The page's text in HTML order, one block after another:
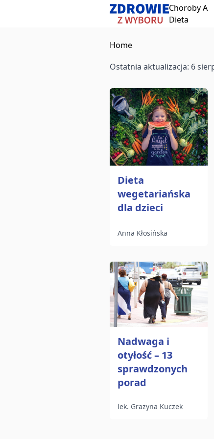
Choroby A
Dieta
Anuluj
Zacznij pisać, aby wyszukać artykuły
aby zamknąć
Home
Ostatnia aktualizacja: 6
Dieta
wegetariańska
dla dzieci
Anna Kłosińska
Nadwaga i
otyłość – 13
sprawdzonych
porad
lek. Grażyna Kuczek